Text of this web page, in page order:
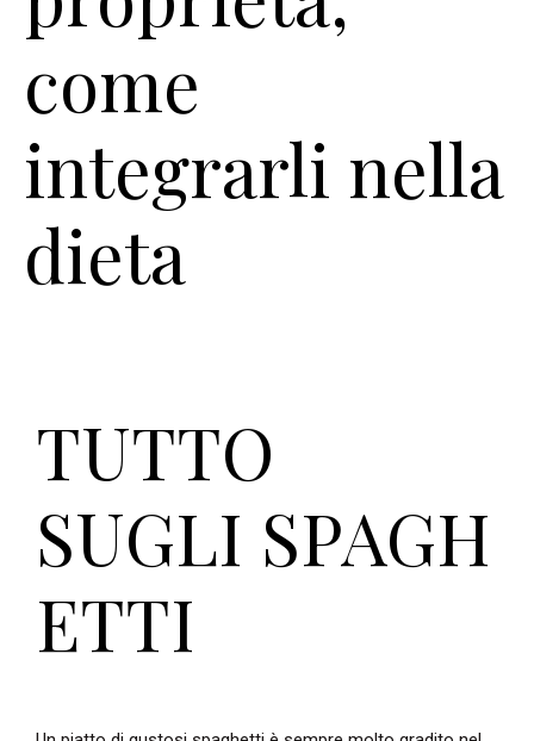
come
integrarli nella
dieta
TUTTO
SUGLI SPAGH
ETTI